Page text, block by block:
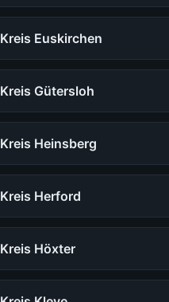
Kreis Euskirchen
Kreis Gütersloh
Kreis Heinsberg
Kreis Herford
Kreis Höxter